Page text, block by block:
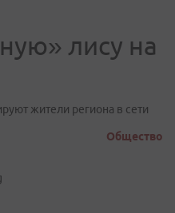
лису на
жители региона в сети
Общество